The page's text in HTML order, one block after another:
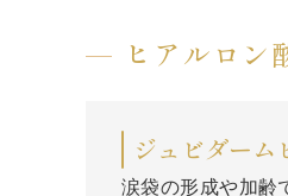
ヒアルロン
ジュビダー
涙袋の形成や加齢